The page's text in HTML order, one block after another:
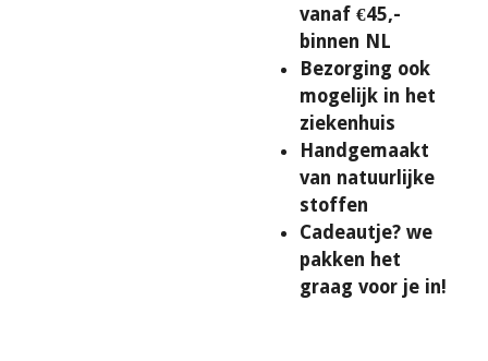
vanaf €45,-
binnen NL
Bezorging ook
mogelijk in het
ziekenhuis
Handgemaakt
van natuurlijke
stoffen
Cadeautje? we
pakken het
graag voor je in!